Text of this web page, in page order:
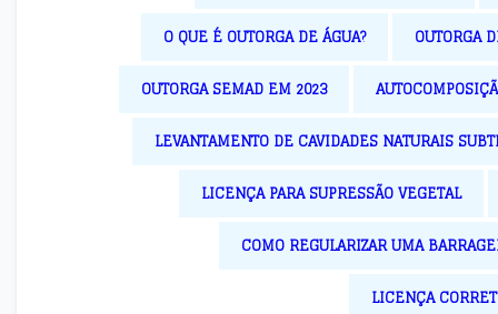
O QUE É OUTORGA DE ÁGUA? OUTORGA
OUTORGA SEMAD EM 2023
LEVANTAMENTO DE CAVIDADES NATURAIS
LICENÇA PARA SUPRESSÃO VEGETAL
COMO REGULARIZAR UMA
LICENÇA